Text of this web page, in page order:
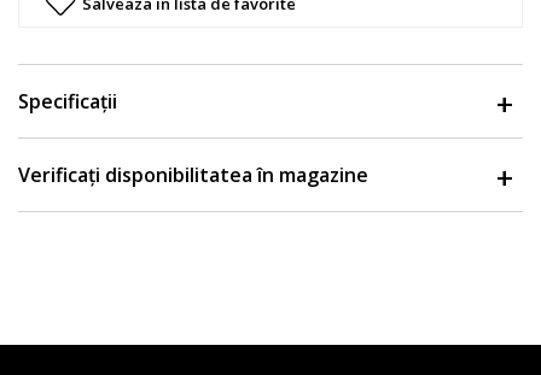
Specificații
Verificați disponibilitatea în magazine